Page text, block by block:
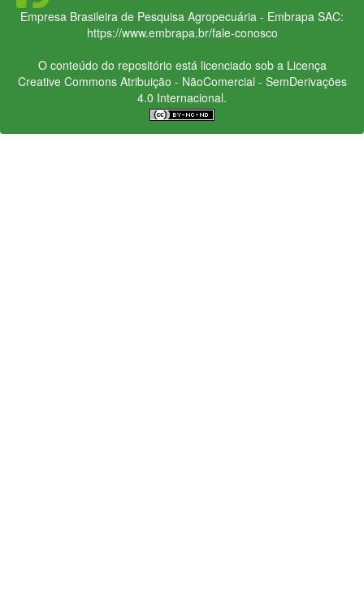
Empresa Brasileira de Pesquisa Agropecuária - Embrapa SAC:
https://www.embrapa.br/fale-conosco
O conteúdo do repositório está licenciado sob a Licença
Creative CommonsAtribuição - NãoComercial - SemDerivações
4.0 Internacional.